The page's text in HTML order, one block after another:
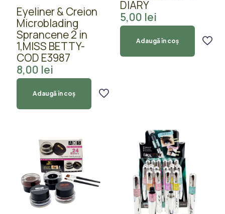
Eyeliner & Creion
Microblading
Sprancene 2 in
1,MISS BETTY-
COD E3987
8,00 lei
Adaugă în coș
DIARY
5,00 lei
Adaugă în coș